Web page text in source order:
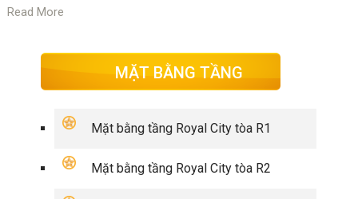
Read More
MẶT BẰNG TẦNG
Mặt bằng tầng Royal City tòa R1
Mặt bằng tầng Royal City tòa R2